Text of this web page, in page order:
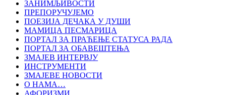
ЗАНИМЉИВОСТИ
ПРЕПОРУЧУЈЕМО
ПОЕЗИЈА ДЕЧАКА У ДУШИ
МАМИЦА ПЕСМАРИЦА
ПОРТАЛ ЗА ПРАЋЕЊЕ СТАТУСА РАДА
ПОРТАЛ ЗА ОБАВЕШТЕЊА
ЗМАЈЕВ ИНТЕРВЈУ
ИНСТРУМЕНТИ
ЗМАЈЕВЕ НОВОСТИ
О НАМА…